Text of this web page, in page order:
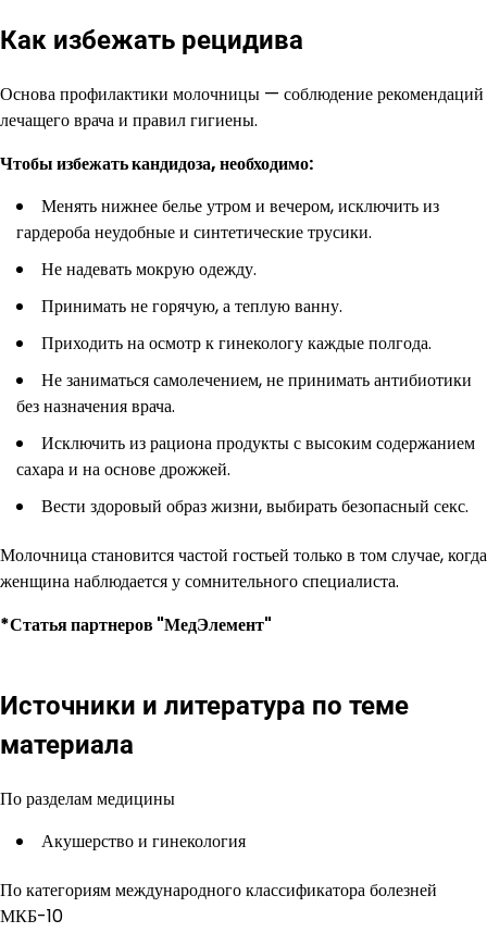
Как избежать рецидива
Основа профилактики молочницы — соблюдение рекомендаций
лечащего врача и правил гигиены.
Чтобы избежать кандидоза, необходимо:
Менять нижнее белье утром и вечером, исключить из
гардероба неудобные и синтетические трусики.
Не надевать мокрую одежду.
Принимать не горячую, а теплую ванну.
Приходить на осмотр к гинекологу каждые полгода.
Не заниматься самолечением, не принимать антибиотики
без назначения врача.
Исключить из рациона продукты с высоким содержанием
сахара и на основе дрожжей.
Вести здоровый образ жизни, выбирать безопасный секс.
Молочница становится частой гостьей только в том случае, когда
женщина наблюдается у сомнительного специалиста.
*Статья партнеров "МедЭлемент"
Источники и литература по теме
материала
По разделам медицины
Акушерство и гинекология
По категориям международного классификатора болезней
МКБ-10